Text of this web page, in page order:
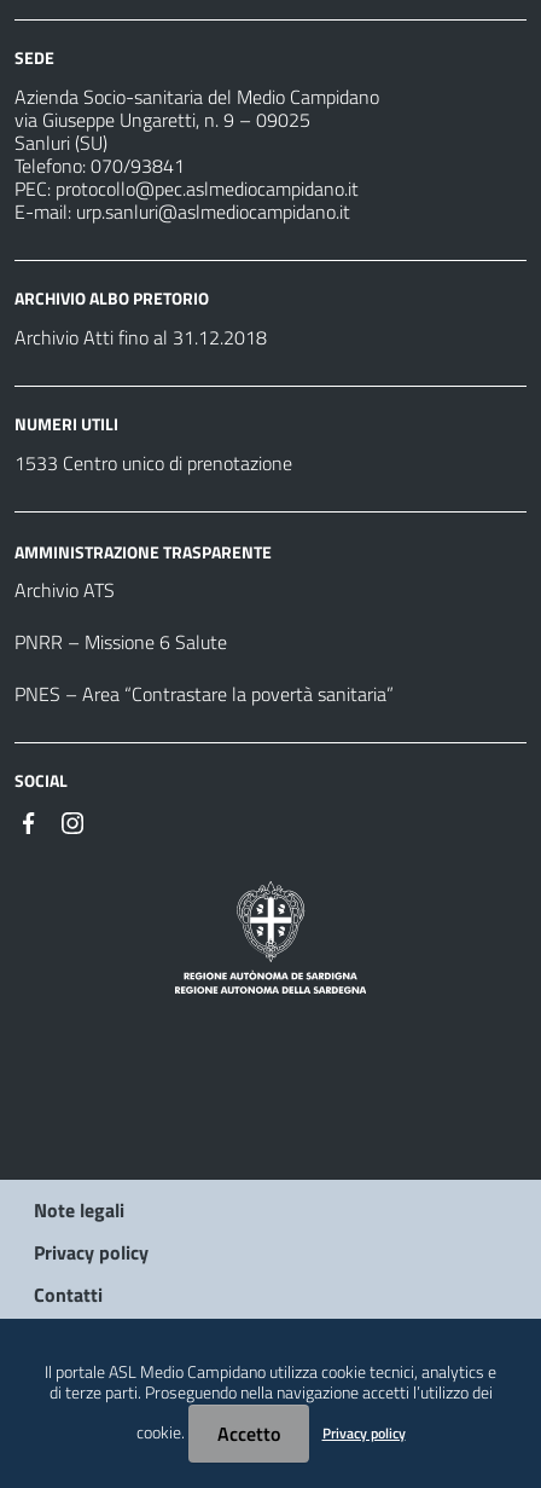
SEDE
Azienda Socio-sanitaria del Medio Campidano
via Giuseppe Ungaretti, n. 9 – 09025
Sanluri (SU)
Telefono: 070/93841
PEC: protocollo@pec.aslmediocampidano.it
E-mail: urp.sanluri@aslmediocampidano.it
ARCHIVIO ALBO PRETORIO
Archivio Atti fino al 31.12.2018
NUMERI UTILI
1533 Centro unico di prenotazione
AMMINISTRAZIONE TRASPARENTE
Archivio ATS
PNRR – Missione 6 Salute
PNES – Area “Contrastare la povertà sanitaria”
SOCIAL
Note legali
Privacy policy
Contatti
Il portale ASL Medio Campidano utilizza cookie tecnici, analytics e
di terze parti. Proseguendo nella navigazione accetti l’utilizzo dei
cookie.
Accetto Privacy policy